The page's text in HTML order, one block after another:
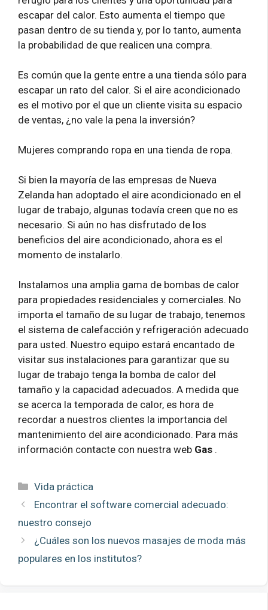
escapar del calor. Esto aumenta el tiempo que
pasan dentro de su tienda y, por lo tanto, aumenta
la probabilidad de que realicen una compra.
Es común que la gente entre a una tienda sólo para
escapar un rato del calor. Si el aire acondicionado
es el motivo por el que un cliente visita su espacio
de ventas, ¿no vale la pena la inversión?
Mujeres comprando ropa en una tienda de ropa.
Si bien la mayoría de las empresas de Nueva
Zelanda han adoptado el aire acondicionado en el
lugar de trabajo, algunas todavía creen que no es
necesario. Si aún no has disfrutado de los
beneficios del aire acondicionado, ahora es el
momento de instalarlo.
Instalamos una amplia gama de bombas de calor
para propiedades residenciales y comerciales. No
importa el tamaño de su lugar de trabajo, tenemos
el sistema de calefacción y refrigeración adecuado
para usted. Nuestro equipo estará encantado de
visitar sus instalaciones para garantizar que su
lugar de trabajo tenga la bomba de calor del
tamaño y la capacidad adecuados. A medida que
se acerca la temporada de calor, es hora de
recordar a nuestros clientes la importancia del
mantenimiento del aire acondicionado. Para más
información contacte con nuestra web Gas .
Categorías
Vida práctica
Encontrar el software comercial adecuado:
nuestro consejo
¿Cuáles son los nuevos masajes de moda más
populares en los institutos?